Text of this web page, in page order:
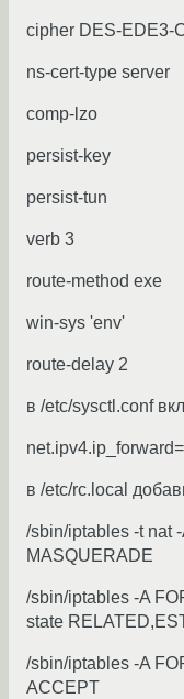
cipher DES-EDE3-
ns-cert-type server
comp-lzo
persist-key
persist-tun
verb 3
route-method exe
win-sys 'env'
route-delay 2
в /etc/sysctl.conf
в /etc/rc.local
/sbin/iptables -t nat
MASQUERADE
/sbin/iptables -A
state
/sbin/iptables -A
ACCEPT